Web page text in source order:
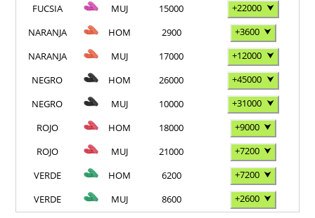
FUCSIA
MUJ 15000 +22000 ⮟
NARANJA
HOM 2900 +3600 ⮟
NARANJA
MUJ 17000 +12000 ⮟
NEGRO
HOM 26000 +45000 ⮟
NEGRO
MUJ 10000 +31000 ⮟
ROJO
HOM 18000 +9000 ⮟
ROJO
MUJ 21000 +7200 ⮟
VERDE
HOM 6200 +7200 ⮟
VERDE
MUJ 8600 +2600 ⮟